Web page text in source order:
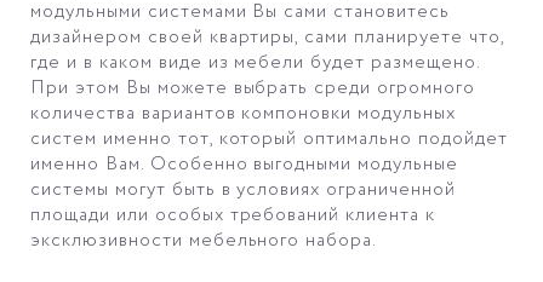
модульными системами Вы сами становитесь
дизайнером своей квартиры, сами планируете что,
где и в каком виде из мебели будет размещено.
При этом Вы можете выбрать среди огромного
количества вариантов компоновки модульных
систем именно тот, который оптимально подойдет
именно Вам. Особенно выгодными модульные
системы могут быть в условиях ограниченной
площади или особых требований клиента к
эксклюзивности мебельного набора.